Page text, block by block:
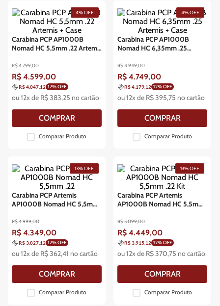
Carabina PCP AP1000B
Nomad HC 5,5mm .22 Artemis
R$4.799,00
R$ 4.599,00
4%OFF
R$ 4.047,12 12% OFF
ou12x de R$383,25 no cartão
COMPRAR
Comparar Produto
Carabina PCP AP1000B
Nomad HC 6,35mm .25
R$4.949,00
R$ 4.749,00
4%OFF
R$ 4.179,12 12% OFF
ou12x de R$395,75 no cartão
COMPRAR
Comparar Produto
Carabina PCP Artemis
AP1000B Nomad HC 5,5mm
R$4.999,00
R$ 4.349,00
13%OFF
R$ 3.827,12 12% OFF
ou12x de R$362,41 no cartão
COMPRAR
Comparar Produto
Carabina PCP Artemis
AP1000B Nomad HC 5,5mm
R$5.099,00
R$ 4.449,00
13%OFF
R$ 3.915,12 12% OFF
ou12x de R$370,75 no cartão
COMPRAR
Comparar Produto